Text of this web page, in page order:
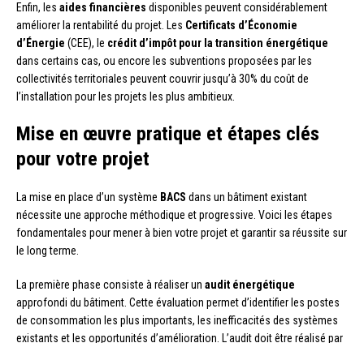
Enfin, les aides financières disponibles peuvent considérablement
améliorer la rentabilité du projet. Les Certificats d’Économie
d’Énergie (CEE), le crédit d’impôt pour la transition énergétique
dans certains cas, ou encore les subventions proposées par les
collectivités territoriales peuvent couvrir jusqu’à 30% du coût de
l’installation pour les projets les plus ambitieux.
Mise en œuvre pratique et étapes clés
pour votre projet
La mise en place d’un système BACS dans un bâtiment existant
nécessite une approche méthodique et progressive. Voici les étapes
fondamentales pour mener à bien votre projet et garantir sa réussite sur
le long terme.
La première phase consiste à réaliser un audit énergétique
approfondi du bâtiment. Cette évaluation permet d’identifier les postes
de consommation les plus importants, les inefficacités des systèmes
existants et les opportunités d’amélioration. L’audit doit être réalisé par